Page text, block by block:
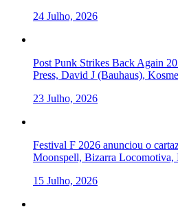
24 Julho, 2026
Post Punk Strikes Back Again
Press, David J (Bauhaus),
23 Julho, 2026
Festival F 2026 anunciou o
Moonspell, Bizarra Locomotiva,
15 Julho, 2026